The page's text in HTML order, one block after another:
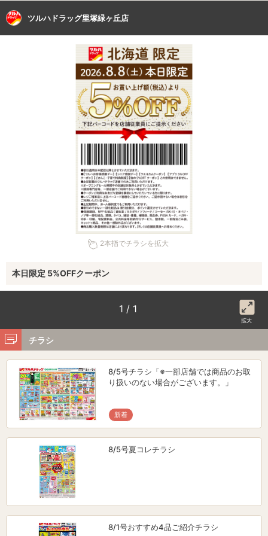
ツルハドラッグ里塚緑ヶ丘店
2本指でチラシを拡大
本日限定 5%OFFクーポン
1 / 1
拡大
チラシ
8/5号チラシ「※一部店舗では商品のお取
り扱いのない場合がございます。」
新着
8/5号夏コレチラシ
8/1号おすすめ4品ご紹介チラシ